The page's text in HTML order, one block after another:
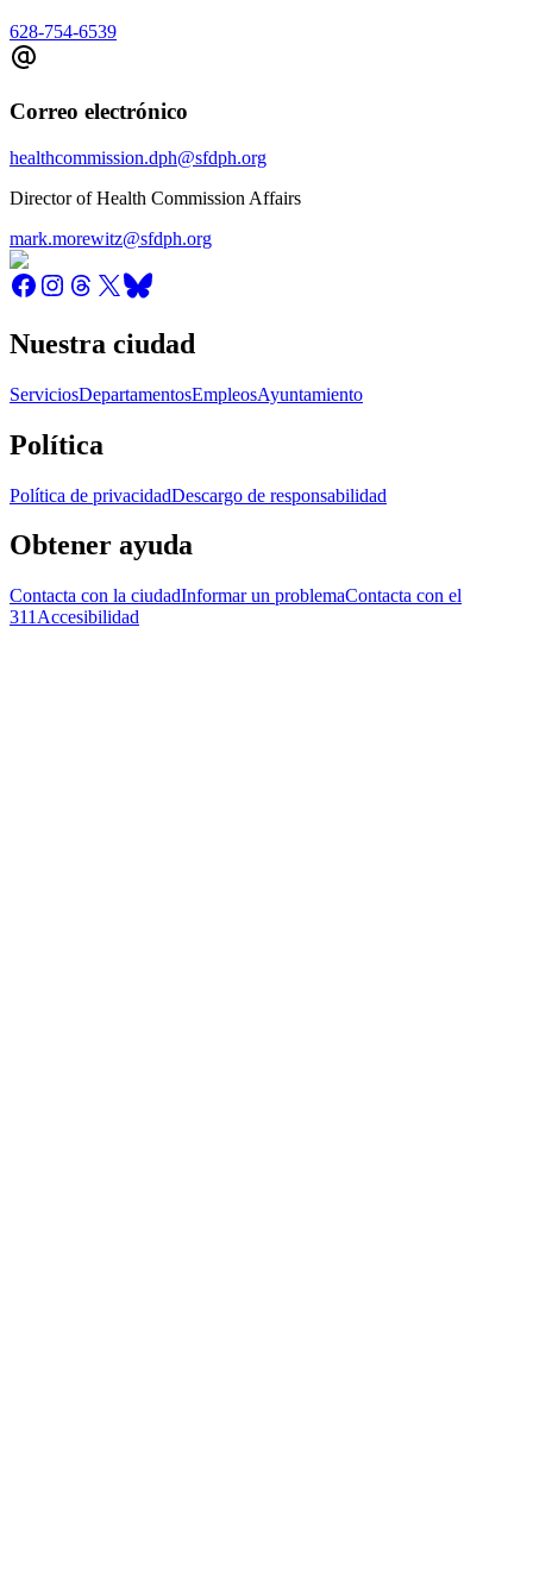
628-754-6539
Correo electrónico
healthcommission.dph@sfdph.org
Director of Health Commission Affairs
mark.morewitz@sfdph.org
Nuestra ciudad
ServiciosDepartamentosEmpleosAyuntamiento
Política
Política de privacidadDescargo de responsabilidad
Obtener ayuda
Contacta con la ciudadInformar un problemaContacta con el
311 Accesibilidad